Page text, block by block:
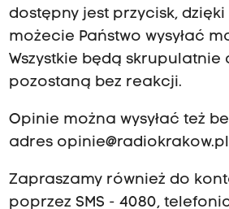
dostępny jest przycisk,
możecie Państwo wysyłać
Wszystkie będą skrupulatnie
pozostaną bez reakcji.
Opinie można wysyłać też
adres opinie@radiokrakow.pl
Zapraszamy również do
poprzez SMS - 4080,